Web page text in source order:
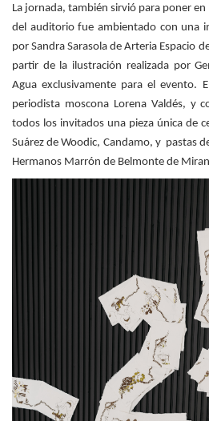
La jornada, también sirvió para poner en
del auditorio fue ambientado con una
por Sandra Sarasola de Arteria Espacio
partir de la ilustración realizada por
Agua exclusivamente para el evento.
periodista moscona Lorena Valdés, y
todos los invitados una pieza única de
Suárez de Woodic, Candamo, y pastas
Hermanos Marrón de Belmonte de